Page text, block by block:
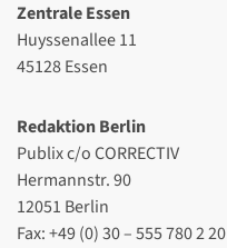
Zentrale Essen
Huyssenallee 11
45128 Essen
Redaktion Berlin
Publix c/o CORRECTIV
Hermannstr. 90
12051 Berlin
Fax: +49 (0) 30 – 555 780 2 20